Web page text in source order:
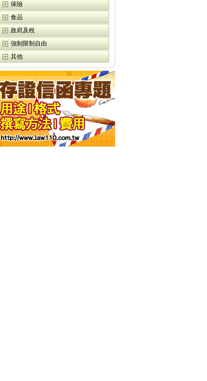
保險
食品
政府及稅
強制限制自由
其他